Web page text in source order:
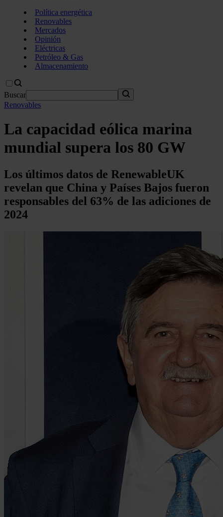
Política energética
Renovables
Mercados
Opinión
Eléctricas
Petróleo & Gas
Almacenamiento
Buscar
Renovables
La capacidad eólica marina
mundial supera los 80 GW
Los últimos datos de RenewableUK
revelan que China y Países Bajos fueron
responsables del 63% de las adiciones de
2024